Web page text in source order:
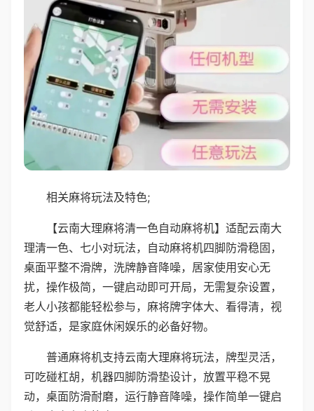
相关麻将玩法及特色;
【云南大理麻将清一色自动麻将机】适配云南大
理清一色、七小对玩法，自动麻将机四脚防滑稳固，
桌面平整不滑牌，洗牌静音降噪，居家使用安心无
扰，操作极简，一键启动即可开局，无需复杂设置，
老人小孩都能轻松参与，麻将牌字体大、看得清，视
觉舒适，是家庭休闲娱乐的必备好物。
普通麻将机支持云南大理麻将玩法，牌型灵活，
可吃碰杠胡，机器四脚防滑垫设计，放置平稳不晃
动，桌面防滑耐磨，运行静音降噪，操作简单一键启